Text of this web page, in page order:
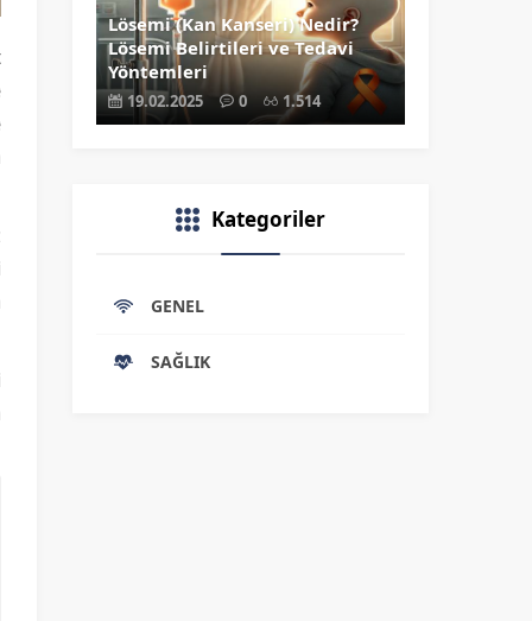
Lösemi (Kan Kanseri) Nedir?
Lösemi Belirtileri ve Tedavi
Yöntemleri
19.02.2025 0 1.514
Kategoriler
GENEL
SAĞLIK